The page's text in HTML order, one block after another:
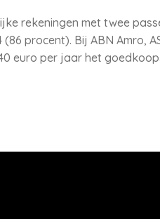
rekeningen met twee
procent). Bij ABN Amro,
euro per jaar het